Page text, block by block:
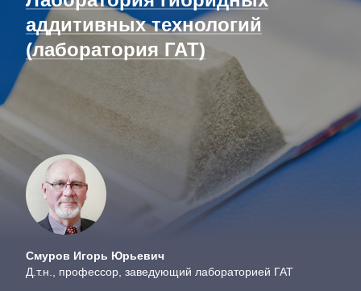
аддитивных технологий
(лаборатория ГАТ)
Смуров Игорь Юрьевич
Д.т.н., профессор, заведующий лабораторией ГАТ